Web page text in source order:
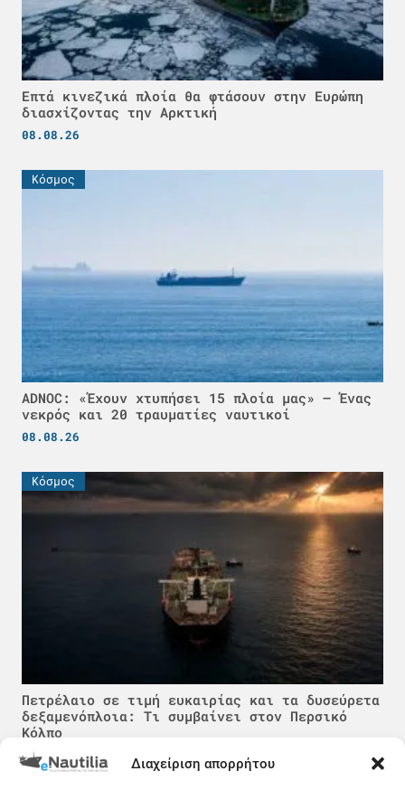
Διαχείριση απορρήτου
Επτά κινεζικά πλοία θα φτάσουν στην Ευρώπη
διασχίζοντας την Αρκτική
08.08.26
Κόσμος
ADNOC: «Έχουν χτυπήσει 15 πλοία μας» – Ένας
νεκρός και 20 τραυματίες ναυτικοί
08.08.26
Κόσμος
Πετρέλαιο σε τιμή ευκαιρίας και τα δυσεύρετα
δεξαμενόπλοια: Τι συμβαίνει στον Περσικό
Κόλπο
08.08.26